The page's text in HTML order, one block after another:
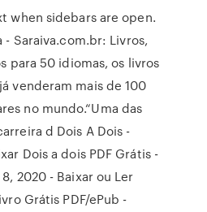
when sidebars are open.
- Saraiva.com.br: Livros,
para 50 idiomas, os livros
venderam mais de 100
no mundo.“Uma das
d Dois A Dois -
Dois a dois PDF Grátis -
2020 - Baixar ou Ler
Grátis PDF/ePub -